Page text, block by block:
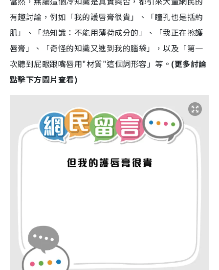
有趣討論，例如「我的護唇膏很貴」、「瞳孔也是括約
肌」、「熱知識：不能用薄荷成分的」、「我正在擦護
唇膏」、「奇怪的知識又進到我的腦袋」，以及「第一
次聽到屁眼跟嘴唇用"材質"這個詞形容」等。 (更多討論
點擊下方圖片查看)